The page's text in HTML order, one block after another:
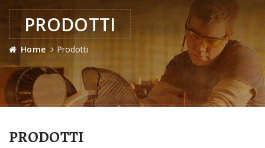
PRODOTTI
Home Prodotti
PRODOTTI